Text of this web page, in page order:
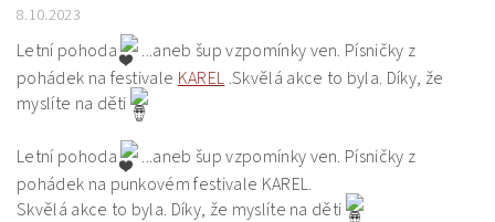
8.10.2023
Letní pohoda
...aneb šup vzpomínky ven. Písničky z
pohádek na festivale KAREL .Skvělá akce to byla. Díky, že
myslíte na děti
Letní pohoda
...aneb šup vzpomínky ven. Písničky z
pohádek na punkovém festivale KAREL.
Skvělá akce to byla. Díky, že myslíte na děti